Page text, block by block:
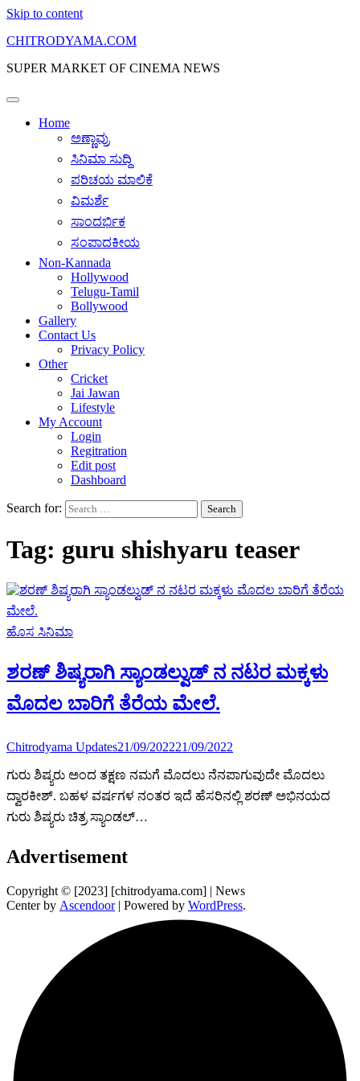
Skip to content
CHITRODYAMA.COM
SUPER MARKET OF CINEMA NEWS
Home
ಅಣ್ಣಾವ್ರು
ಸಿನಿಮಾ ಸುದ್ದಿ
ಪರಿಚಯ ಮಾಲಿಕೆ
ವಿಮರ್ಶೆ
ಸಾಂದರ್ಭಿಕ
ಸಂಪಾದಕೀಯ
Non-Kannada
Hollywood
Telugu-Tamil
Bollywood
Gallery
Contact Us
Privacy Policy
Other
Cricket
Jai Jawan
Lifestyle
My Account
Login
Regitration
Edit post
Dashboard
Search for:
Tag: guru shishyaru teaser
ಹೊಸ ಸಿನಿಮಾ
ಶರಣ್ ಶಿಷ್ಯರಾಗಿ ಸ್ಯಾಂಡಲ್ವುಡ್ ನ ನಟರ ಮಕ್ಕಳು
ಮೊದಲ ಬಾರಿಗೆ ತೆರೆಯ ಮೇಲೆ.
Chitrodyama Updates21/09/202221/09/2022
ಗುರು ಶಿಷ್ಯರು ಅಂದ ತಕ್ಷಣ ನಮಗೆ ಮೊದಲು ನೆನಪಾಗುವುದೇ ಮೊದಲು
ದ್ವಾರಕೀಶ್. ಬಹಳ ವರ್ಷಗಳ ನಂತರ ಇದೆ ಹೆಸರಿನಲ್ಲಿ ಶರಣ್ ಅಭಿನಯದ
ಗುರು ಶಿಷ್ಯರು ಚಿತ್ರ ಸ್ಯಾಂಡಲ್…
Advertisement
Copyright © [2023] [chitrodyama.com] | News
Center by Ascendoor| Powered by WordPress.